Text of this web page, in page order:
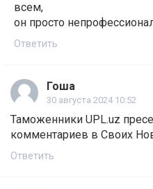
всем,
он просто
Ответить
Гоша
30 августа 2024 10:52
Таможенники UPL.uz
комментариев в Своих
Ответить